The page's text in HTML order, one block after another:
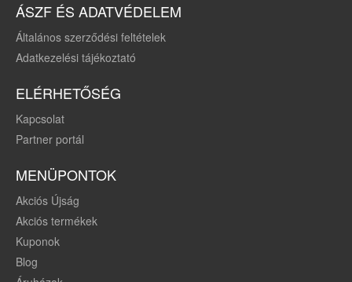
ÁSZF ÉS ADATVÉDELEM
Általános szerződési feltételek
Adatkezelési tájékoztató
ELÉRHETŐSÉG
Kapcsolat
Partner portál
MENÜPONTOK
Akciós Újság
Akciós termékek
Kuponok
Blog